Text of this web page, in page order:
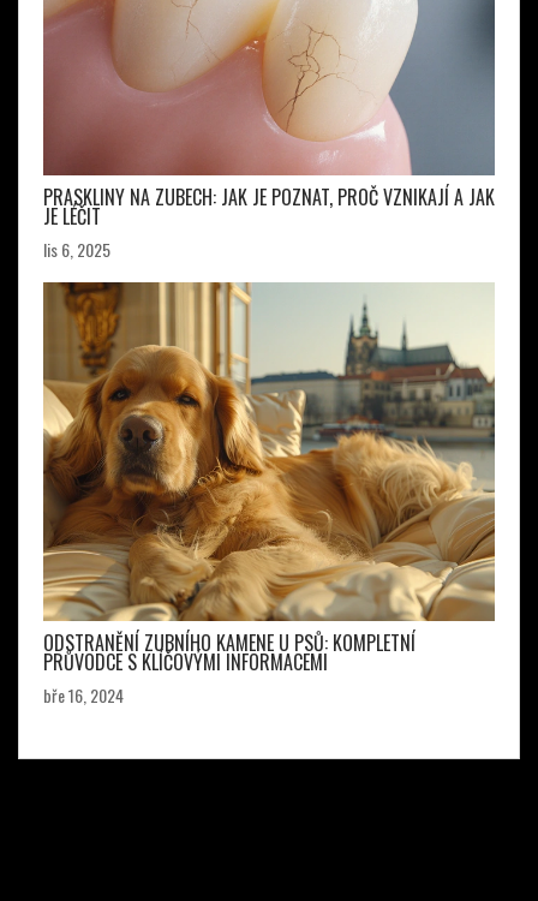
PRASKLINY NA ZUBECH: JAK JE POZNAT, PROČ VZNIKAJÍ A JAK
JE LÉČIT
lis 6, 2025
ODSTRANĚNÍ ZUBNÍHO KAMENE U PSŮ: KOMPLETNÍ
PRŮVODCE S KLÍČOVÝMI INFORMACEMI
bře 16, 2024